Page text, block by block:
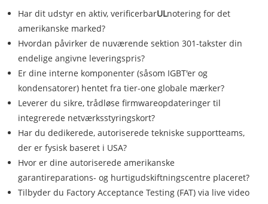
Har dit udstyr en aktiv, verificerbarULnotering for det
amerikanske marked?
Hvordan påvirker de nuværende sektion 301-takster din
endelige angivne leveringspris?
Er dine interne komponenter (såsom IGBT'er og
kondensatorer) hentet fra tier-one globale mærker?
Leverer du sikre, trådløse firmwareopdateringer til
integrerede netværksstyringskort?
Har du dedikerede, autoriserede tekniske supportteams,
der er fysisk baseret i USA?
Hvor er dine autoriserede amerikanske
garantireparations- og hurtigudskiftningscentre placeret?
Tilbyder du Factory Acceptance Testing (FAT) via live video